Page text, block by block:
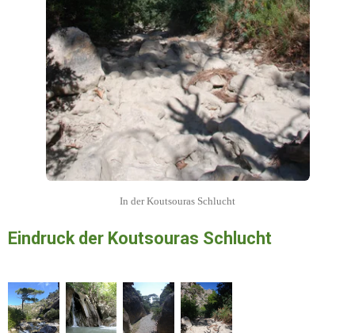
In der Koutsouras Schlucht
Eindruck der Koutsouras Schlucht